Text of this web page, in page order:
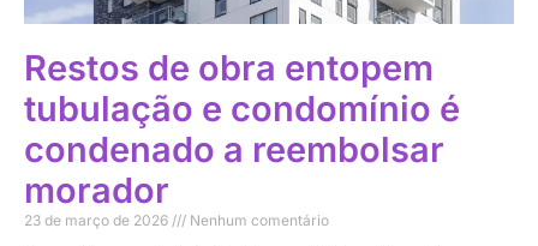
Restos de obra entopem
tubulação e condomínio é
condenado a reembolsar
morador
23 de março de 2026 Nenhum comentário